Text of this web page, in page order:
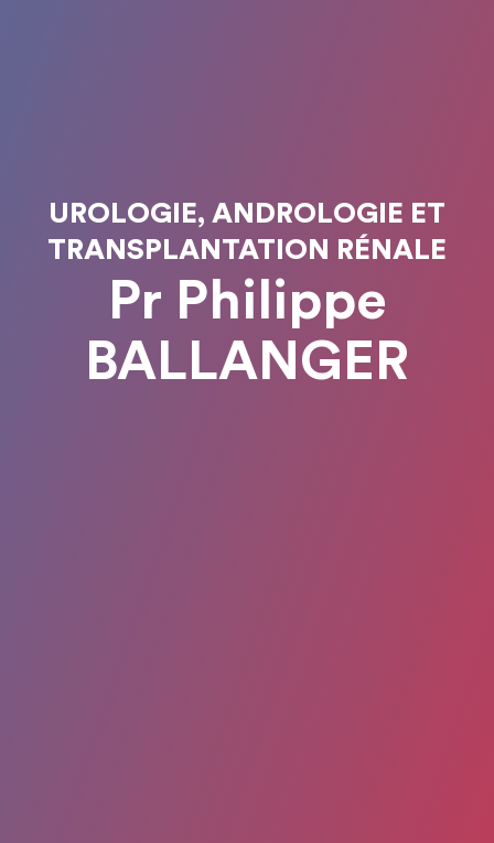
UROLOGIE, ANDROLOGIE ET
TRANSPLANTATION RÉNALE
Pr Philippe
BALLANGER